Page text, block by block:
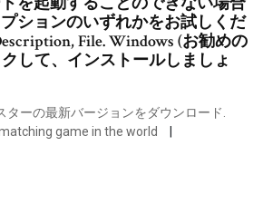
ションのいずれかをお試しくだ
File. Windows (お勧めの
して、インストールしましょ
ターの最新バージョンをダウンロード.
game in the world